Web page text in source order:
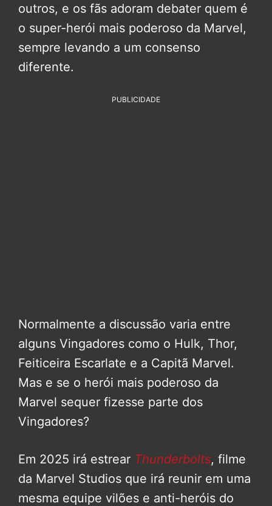
outros, e os fãs adoram debater quem é
o super-herói mais poderoso da Marvel,
sempre levando a um consenso
diferente.
PUBLICIDADE
Normalmente a discussão varia entre
alguns Vingadores como o Hulk, Thor,
Feiticeira Escarlate e a Capitã Marvel.
Mas e se o herói mais poderoso da
Marvel sequer fizesse parte dos
Vingadores?
Em 2025 irá estrear Thunderbolts, filme
da Marvel Studios que irá reunir em uma
mesma equipe vilões e anti-heróis do